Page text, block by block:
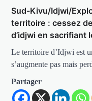
Sud-Kivu/Idjwi/
territoire : cessez
d’idjwi en
Le territoire d’Idjwi est
s’augmente pas mais
Partager